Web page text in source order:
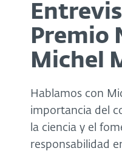
Premio
Michel
Hablamos con
importancia del
la ciencia y el
responsabilidad